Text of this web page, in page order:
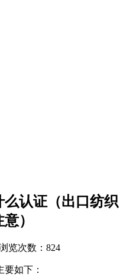
认证（出口纺织
）
览次数： 824
如下：